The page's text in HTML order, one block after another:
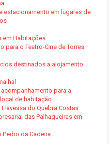
estacionamento em lugares de
em Habitações
para o Teatro-Cine de Torres
destinados a alojamento
para a
de habitação
do Quebra Costas
das Palhagueiras em
da Cadeira